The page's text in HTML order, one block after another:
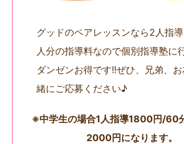
グッドのペアレッスンなら2人指
人分の指導料なので個別指導塾に
ダンゼンお得です!!ぜひ、兄弟、
緒にご応募ください♪
※中学生の場合1人指導1800円/60
2000円になります。